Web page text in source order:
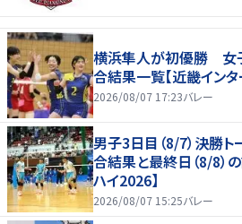
横浜隼人が初優勝 女
合結果一覧【近畿インタ
2026/08/07 17:23バレー
男子3日目（8/7）決勝
合結果と最終日（8/8）
ハイ2026】
2026/08/07 15:25バレー